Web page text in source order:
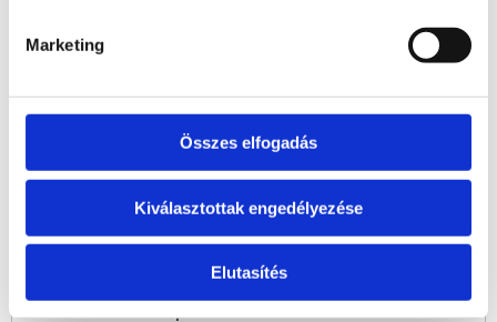
Marketing
Összes elfogadás
Kiválasztottak engedélyezése
Elutasítés
szállodán belüli gyermek játszószoba
rácsos kiságy, bili,éttermi etetőszék, fürdető kád
ételmelegítési lehetőség a nap 7-24 h között.
2026.07.15-ig (kivéve Május 22-25.), a szabad